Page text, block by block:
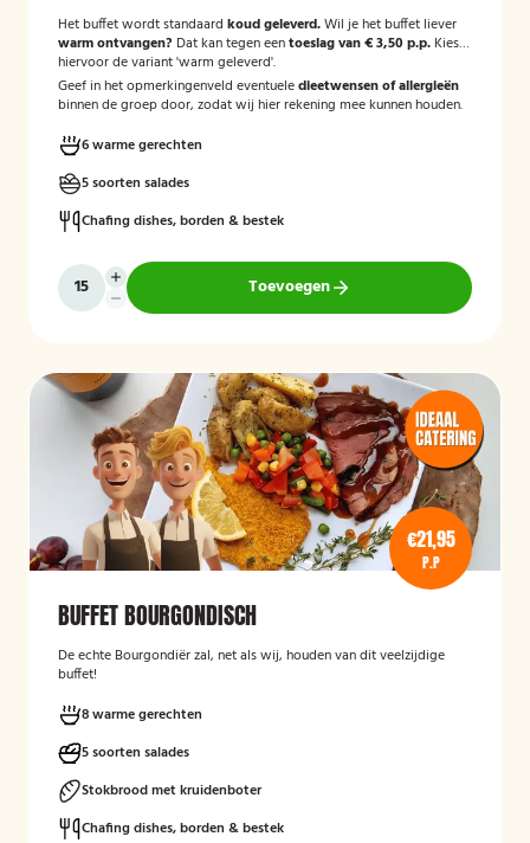
Het buffet wordt standaard koud geleverd.Wil je het buffet liever
warm ontvangen? Dat kan tegen eentoeslag van € 3,50 p.p. Kies
hiervoor de variant 'warm geleverd'.
Geef in het opmerkingenveld eventueledieetwensen of allergieën
binnen de groep door, zodat wij hier rekening mee kunnen houden.
6 warme gerechten
5 soorten salades
Chafing dishes, borden & bestek
Toevoegen
€21,95
P.P
BUFFET BOURGONDISCH
De echte Bourgondiër zal, net als wij, houden van dit veelzijdige
buffet!
8 warme gerechten
5 soorten salades
Stokbrood met kruidenboter
Chafing dishes, borden & bestek